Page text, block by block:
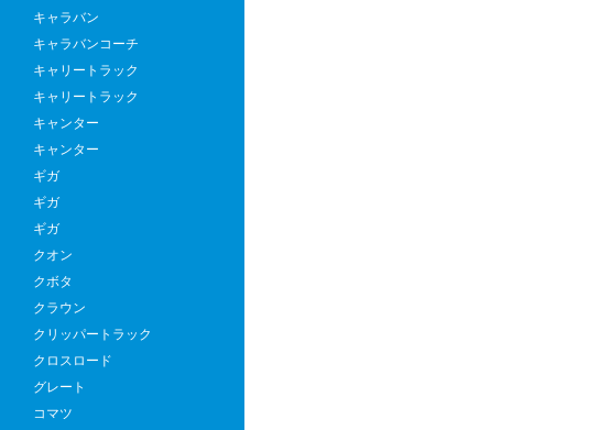
キャラバン
キャラバンコーチ
キャリートラック
キャリートラック
キャンター
キャンター
ギガ
ギガ
ギガ
クオン
クボタ
クラウン
クリッパートラック
クロスロード
グレート
コマツ